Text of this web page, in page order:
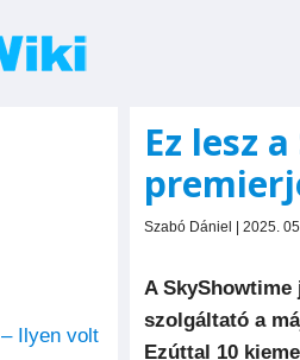
Ez lesz
Szabó Dániel | 2025.
A
szolgáltató a
Ezúttal 10
Ilyen volt